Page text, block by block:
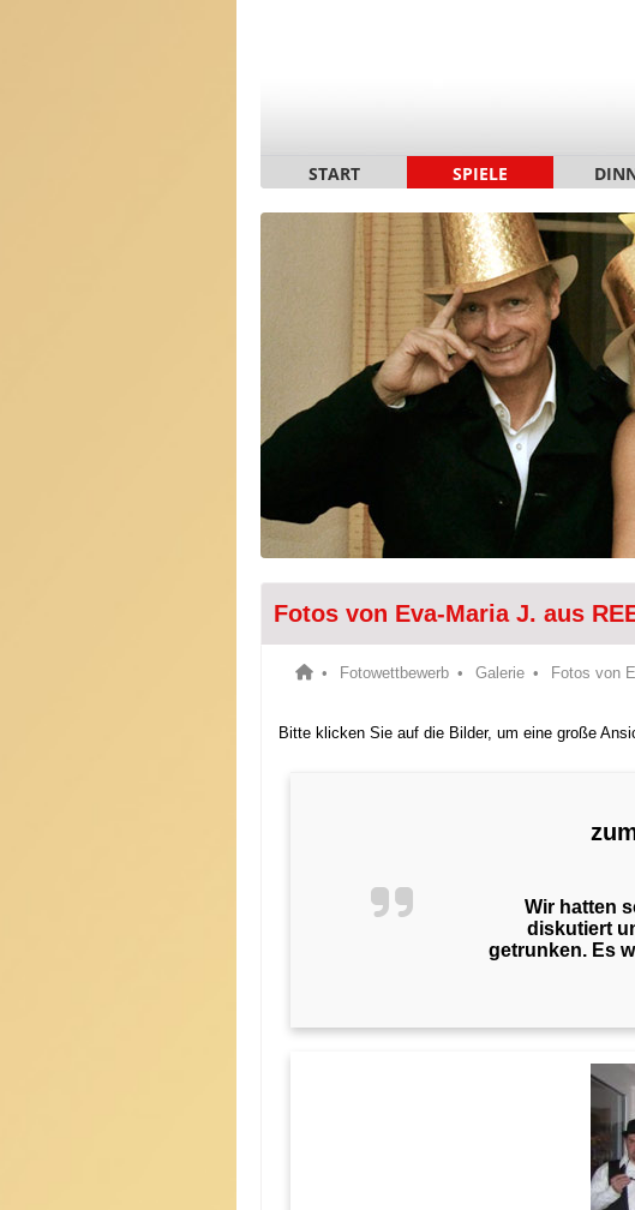
START SPIELE
Fotos von Eva-Maria J. aus
Fotowettbewerb Galerie Fotos von
Bitte klicken Sie auf die Bilder, um eine große
Wir hatten
diskutiert
getrunken. Es